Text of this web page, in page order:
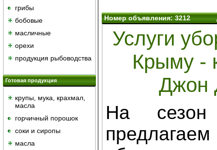
грибы
бобовые
масличные
орехи
продукция рыбоводства
Готовая продукция
крупы, мука, крахмал,
масла
горчичный порошок
cоки и сиропы
масла
Номер объявления: 3212
Услуги
Крыму -
Джон
На